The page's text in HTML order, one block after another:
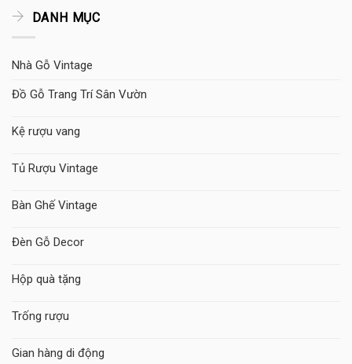
DANH MỤC
Nhà Gỗ Vintage
Đồ Gỗ Trang Trí Sân Vườn
Kệ rượu vang
Tủ Rượu Vintage
Bàn Ghế Vintage
Đèn Gỗ Decor
Hộp quà tặng
Trống rượu
Gian hàng di động